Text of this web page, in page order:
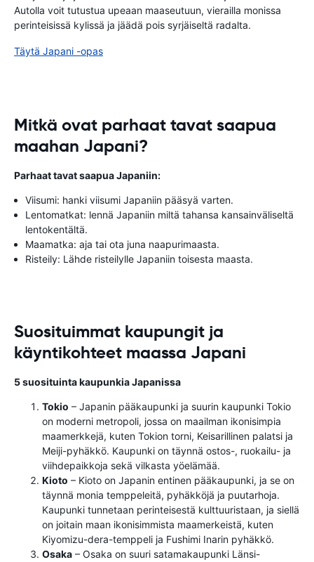
Autolla voit tutustua upeaan maaseutuun, vierailla monissa
perinteisissä kylissä ja jäädä pois syrjäiseltä radalta.
Täytä Japani -opas
Mitkä ovat parhaat tavat saapua
maahan Japani?
Parhaat tavat saapua Japaniin:
Viisumi: hanki viisumi Japaniin pääsyä varten.
Lentomatkat: lennä Japaniin miltä tahansa kansainväliseltä
lentokentältä.
Maamatka: aja tai ota juna naapurimaasta.
Risteily: Lähde risteilylle Japaniin toisesta maasta.
Suosituimmat kaupungit ja
käyntikohteet maassa Japani
5 suosituinta kaupunkia Japanissa
Tokio – Japanin pääkaupunki ja suurin kaupunki Tokio
on moderni metropoli, jossa on maailman ikonisimpia
maamerkkejä, kuten Tokion torni, Keisarillinen palatsi ja
Meiji-pyhäkkö. Kaupunki on täynnä ostos-, ruokailu- ja
viihdepaikkoja sekä vilkasta yöelämää.
Kioto – Kioto on Japanin entinen pääkaupunki, ja se on
täynnä monia temppeleitä, pyhäkköjä ja puutarhoja.
Kaupunki tunnetaan perinteisestä kulttuuristaan, ja siellä
on joitain maan ikonisimmista maamerkeistä, kuten
Kiyomizu-dera-temppeli ja Fushimi Inarin pyhäkkö.
Osaka – Osaka on suuri satamakaupunki Länsi-